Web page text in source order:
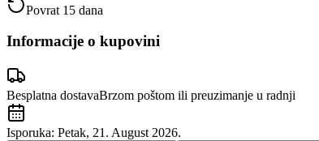
Povrat 15 dana
Informacije o kupovini
Besplatna dostavaBrzom poštom ili preuzimanje u radnji
Isporuka: Petak, 21. August 2026.